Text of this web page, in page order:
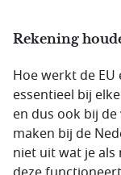
Rekening
Hoe werkt de EU
essentieel bij
en dus ook bij
maken bij de
niet uit wat je als